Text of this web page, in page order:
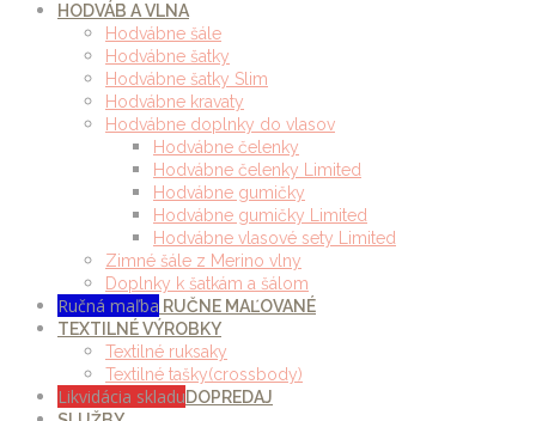
HODVÁB A VLNA
Hodvábne šále
Hodvábne šatky
Hodvábne šatky Slim
Hodvábne kravaty
Hodvábne doplnky do vlasov
Hodvábne čelenky
Hodvábne čelenky Limited
Hodvábne gumičky
Hodvábne gumičky Limited
Hodvábne vlasové sety Limited
Zimné šále z Merino vlny
Doplnky k šatkám a šálom
Ručná maľba RUČNE MAĽOVANÉ
TEXTILNÉ VÝROBKY
Textilné ruksaky
Textilné tašky(crossbody)
Likvidácia skladuDOPREDAJ